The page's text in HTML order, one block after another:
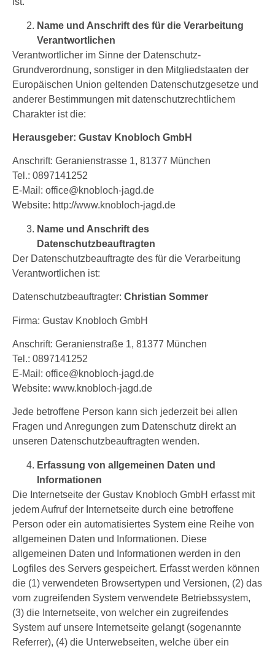
Name und Anschrift des für die Verarbeitung
Verantwortlichen
Verantwortlicher im Sinne der Datenschutz-
Grundverordnung, sonstiger in den Mitgliedstaaten der
Europäischen Union geltenden Datenschutzgesetze und
anderer Bestimmungen mit datenschutzrechtlichem
Charakter ist die:
Herausgeber: Gustav Knobloch GmbH
Anschrift: Geranienstrasse 1, 81377 München
Tel.: 0897141252
E-Mail: office@knobloch-jagd.de
Website: http://www.knobloch-jagd.de
Name und Anschrift des
Datenschutzbeauftragten
Der Datenschutzbeauftragte des für die Verarbeitung
Verantwortlichen ist:
Datenschutzbeauftragter: Christian Sommer
Firma: Gustav Knobloch GmbH
Anschrift: Geranienstraße 1, 81377 München
Tel.: 0897141252
E-Mail: office@knobloch-jagd.de
Website: www.knobloch-jagd.de
Jede betroffene Person kann sich jederzeit bei allen
Fragen und Anregungen zum Datenschutz direkt an
unseren Datenschutzbeauftragten wenden.
Erfassung von allgemeinen Daten und
Informationen
Die Internetseite der Gustav Knobloch GmbH erfasst mit
jedem Aufruf der Internetseite durch eine betroffene
Person oder ein automatisiertes System eine Reihe von
allgemeinen Daten und Informationen. Diese
allgemeinen Daten und Informationen werden in den
Logfiles des Servers gespeichert. Erfasst werden können
die (1) verwendeten Browsertypen und Versionen, (2) das
vom zugreifenden System verwendete Betriebssystem,
(3) die Internetseite, von welcher ein zugreifendes
System auf unsere Internetseite gelangt (sogenannte
Referrer), (4) die Unterwebseiten, welche über ein